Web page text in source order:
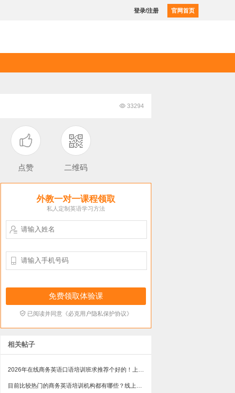
登录/注册 官网首页
 33294

点赞 二维码
外教一对一课程领取
私人定制英语学习方法


 已阅读并同意《必克用户隐私保护协议》
相关帖子
2026年在线商务英语口语培训班求推荐个好的！上班族急需，哪家好？
目前比较热门的商务英语培训机构都有哪些？线上好吗？还是线下呢？